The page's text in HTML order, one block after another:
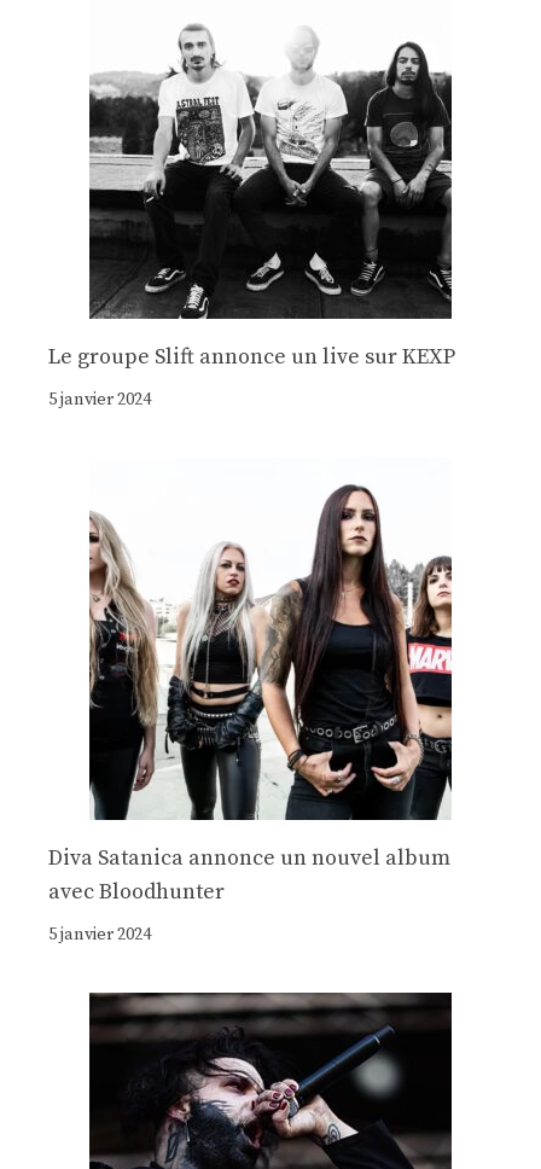
Le groupe Slift annonce un live sur KEXP
5 janvier 2024
Diva Satanica annonce un nouvel album
avec Bloodhunter
5 janvier 2024